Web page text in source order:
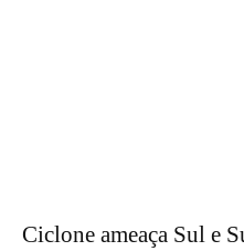
Ciclone ameaça Sul e